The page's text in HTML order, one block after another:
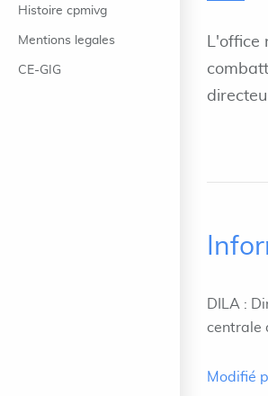
Histoire cpmivg
Mentions legales
CE-GIG
L'office
DILA :
centrale
Modifié